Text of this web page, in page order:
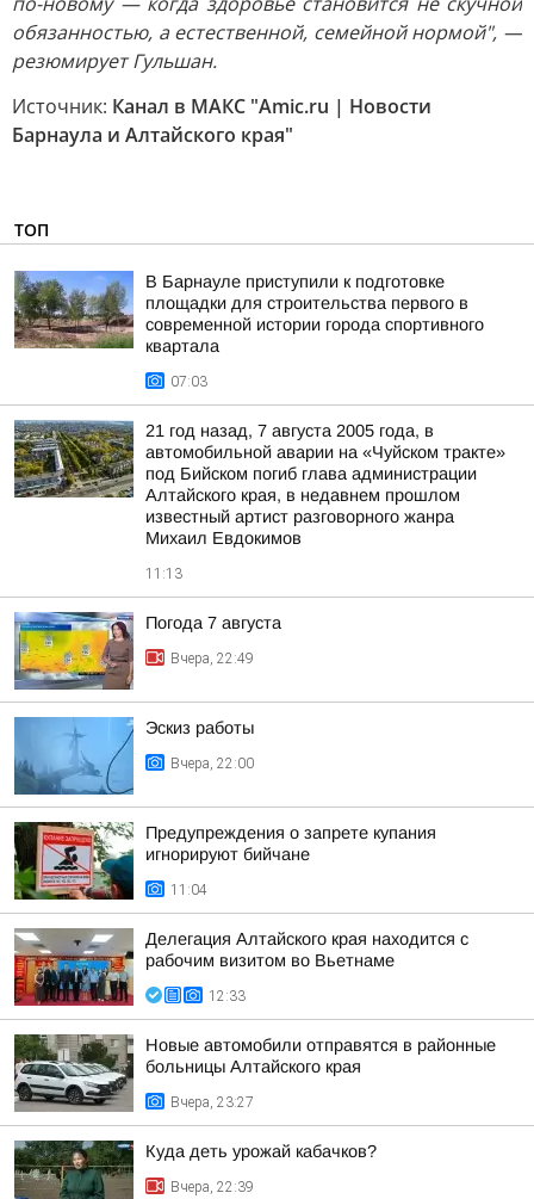
обязанностью, а естественной, семейной нормой", —
резюмирует Гульшан.
Источник: Канал в МАКС "Amic.ru | Новости
Барнаула и Алтайского края"
ТОП
В Барнауле приступили к подготовке
площадки для строительства первого в
современной истории города спортивного
квартала
07:03
21 год назад, 7 августа 2005 года, в
автомобильной аварии на «Чуйском тракте»
под Бийском погиб глава администрации
Алтайского края, в недавнем прошлом
известный артист разговорного жанра
Михаил Евдокимов
11:13
Погода 7 августа
Вчера, 22:49
Эскиз работы
Вчера, 22:00
Предупреждения о запрете купания
игнорируют бийчане
11:04
Делегация Алтайского края находится с
рабочим визитом во Вьетнаме
12:33
Новые автомобили отправятся в районные
больницы Алтайского края
Вчера, 23:27
Куда деть урожай кабачков?
Вчера, 22:39